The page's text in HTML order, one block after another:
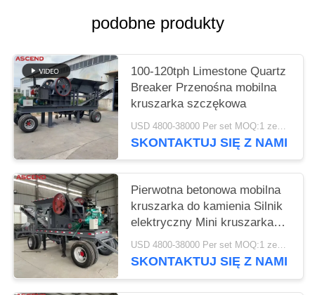
podobne produkty
100-120tph Limestone Quartz
Breaker Przenośna mobilna
kruszarka szczękowa
SKONTAKTUJ SIĘ Z NAMI
Pierwotna betonowa mobilna
kruszarka do kamienia Silnik
elektryczny Mini kruszarka
szczękowa do kamienia
Kruszarka
USD 4800-38000 Per set MOQ:1 zestaw
SKONTAKTUJ SIĘ Z NAMI